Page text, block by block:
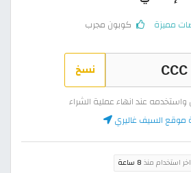
مميزة كوبون مجرب
نسخ
عند انهاء عملية الشراء
موقع السيف غاليري
اخر استخدام منذ 8 ساعة